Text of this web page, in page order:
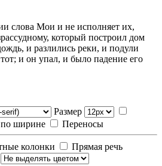
слова Мои и не исполняет их,
который построил дом
и разлились реки, и подули
и он упал, и было падение его
Размер
по ширине Переносы
колонки
Прямая речь